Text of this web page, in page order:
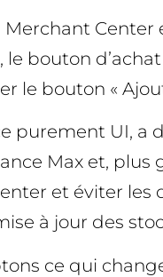
Merchant
bouton
le bouton «
purement UI, a
Max et, plus
et éviter
à jour des
ce qui